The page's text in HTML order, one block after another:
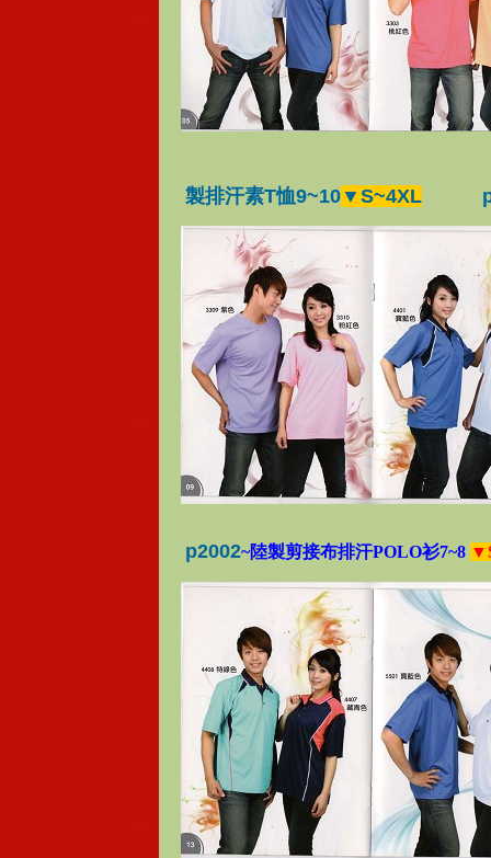
製排汗素T恤9~10▼S~4XL
p2002~陸製剪接布排汗POLO衫7~8